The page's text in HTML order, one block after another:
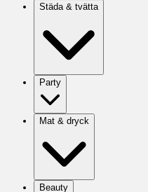
Städa & tvätta
Party
Mat & dryck
Beauty